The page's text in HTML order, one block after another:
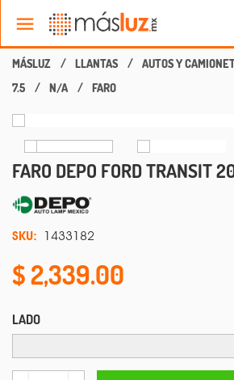
LLANTAS AUTOS Y
7.5
N/A FARO
FARO DEPO FORD TRANSIT
SKU: 1433182
2,339.00
LADO